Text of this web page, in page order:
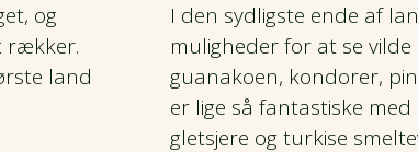
og
rækker.
land
I den sydligste ende af
muligheder for at se
guanakoen, kondorer,
er lige så fantastiske
gletsjere og turkise